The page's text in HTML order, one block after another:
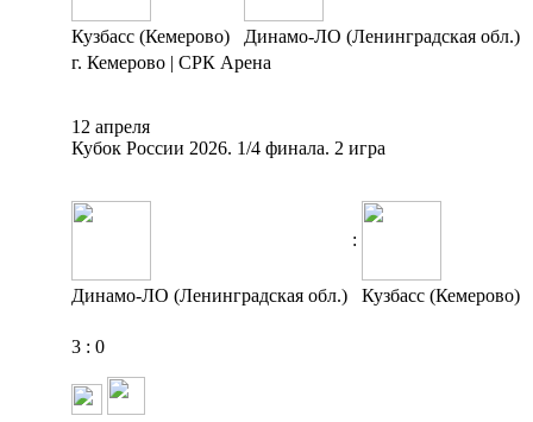
Кузбасс (Кемерово)
Динамо-ЛО (Ленинградская обл.)
г. Кемерово | СРК Арена
12 апреля
Кубок России 2026. 1/4 финала. 2 игра
:
Динамо-ЛО (Ленинградская обл.) Кузбасс (Кемерово)
3 : 0